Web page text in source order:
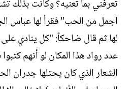
تعرفني بما تعنيه؟ وكانت بذلك
أجمل من الحب" فقرأ لها عباس
لها ثم قال ضاحكاً: "كل ينادي
عدد رواد هذا المكان لو أنهم
الشعار الذي كان يحتلها جدران